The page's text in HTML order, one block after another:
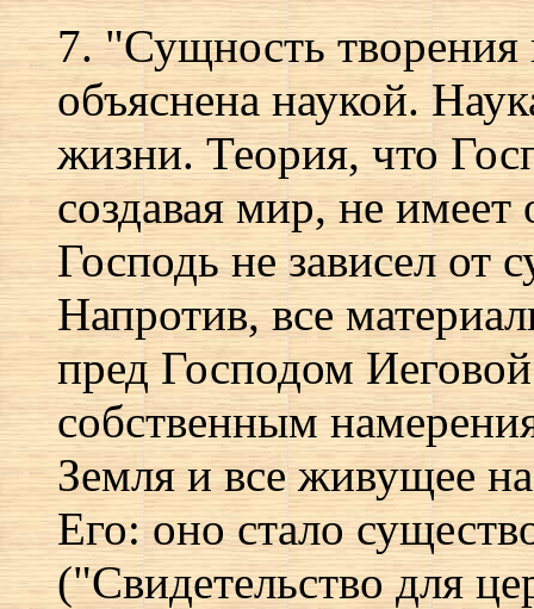
7. "Сущность творения
объяснена наукой.
жизни. Теория, что
создавая мир, не
Господь не зависел
Напротив, все
пред Господом
собственным
Земля и все живущее
Его: оно стало
("Свидетельство для